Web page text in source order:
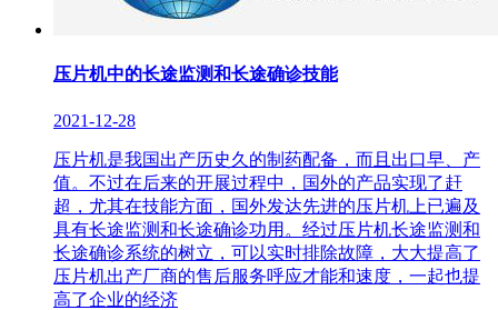
压片机中的长途监测和长途确诊技能
2021-12-28
压片机是我国出产历史久的制药配备，而且出口早、产
值。不过在后来的开展过程中，国外的产品实现了赶
超，尤其在技能方面，国外发达先进的压片机上已遍及
具有长途监测和长途确诊功用。经过压片机长途监测和
长途确诊系统的树立，可以实时排除故障，大大提高了
压片机出产厂商的售后服务呼应才能和速度，一起也提
高了企业的经济